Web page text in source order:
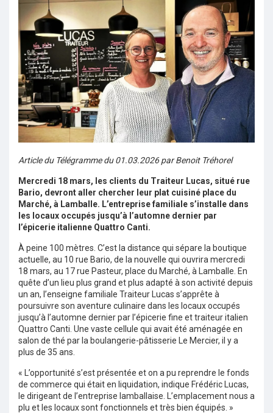
Article du Télégramme du 01.03.2026 par Benoit Tréhorel
Mercredi 18 mars, les clients du Traiteur Lucas, situé rue
Bario, devront aller chercher leur plat cuisiné place du
Marché, à Lamballe. L’entreprise familiale s’installe dans
les locaux occupés jusqu’à l’automne dernier par
l’épicerie italienne Quattro Canti.
À peine 100 mètres. C’est la distance qui sépare la boutique
actuelle, au 10 rue Bario, de la nouvelle qui ouvrira mercredi
18 mars, au 17 rue Pasteur, place du Marché, à Lamballe. En
quête d’un lieu plus grand et plus adapté à son activité depuis
un an, l’enseigne familiale Traiteur Lucas s’apprête à
poursuivre son aventure culinaire dans les locaux occupés
jusqu’à l’automne dernier par l’épicerie fine et traiteur italien
Quattro Canti. Une vaste cellule qui avait été aménagée en
salon de thé par la boulangerie-pâtisserie Le Mercier, il y a
plus de 35 ans.
« L’opportunité s’est présentée et on a pu reprendre le fonds
de commerce qui était en liquidation, indique Frédéric Lucas,
le dirigeant de l’entreprise lamballaise. L’emplacement nous a
plu et les locaux sont fonctionnels et très bien équipés. »